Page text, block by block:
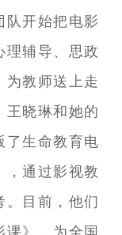
队开始把电影
理辅导、思政
为教师送上走
王晓琳和她的
了生命教育电
，通过影视教
。目前，他们
》，为全国